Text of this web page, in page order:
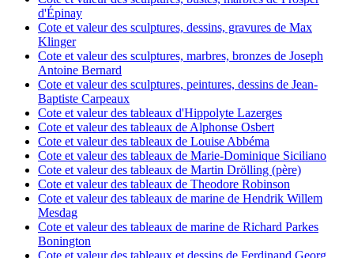
d'Épinay
Cote et valeur des sculptures, dessins, gravures de Max
Klinger
Cote et valeur des sculptures, marbres, bronzes de Joseph
Antoine Bernard
Cote et valeur des sculptures, peintures, dessins de Jean-
Baptiste Carpeaux
Cote et valeur des tableaux d'Hippolyte Lazerges
Cote et valeur des tableaux de Alphonse Osbert
Cote et valeur des tableaux de Louise Abbéma
Cote et valeur des tableaux de Marie-Dominique Siciliano
Cote et valeur des tableaux de Martin Drölling (père)
Cote et valeur des tableaux de Theodore Robinson
Cote et valeur des tableaux de marine de Hendrik Willem
Mesdag
Cote et valeur des tableaux de marine de Richard Parkes
Bonington